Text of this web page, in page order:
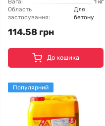
Вага:
1 кг
Область
застосування:
Для
бетону
114.58 грн
До кошика
Популярний